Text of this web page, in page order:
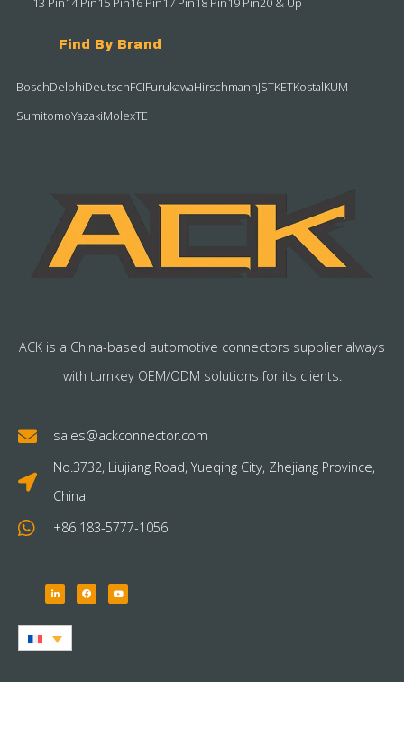
Find By Brand
BoschDelphiDeutschFCIFurukawaHirschmannJSTKETKostalKUM
SumitomoYazakiMolexTE
ACK is a China-based automotive connectors supplier always
with turnkey OEM/ODM solutions for its clients.
sales@ackconnector.com
No.3732, Liujiang Road, Yueqing City, Zhejiang Province,
China
+86 183-5777-1056